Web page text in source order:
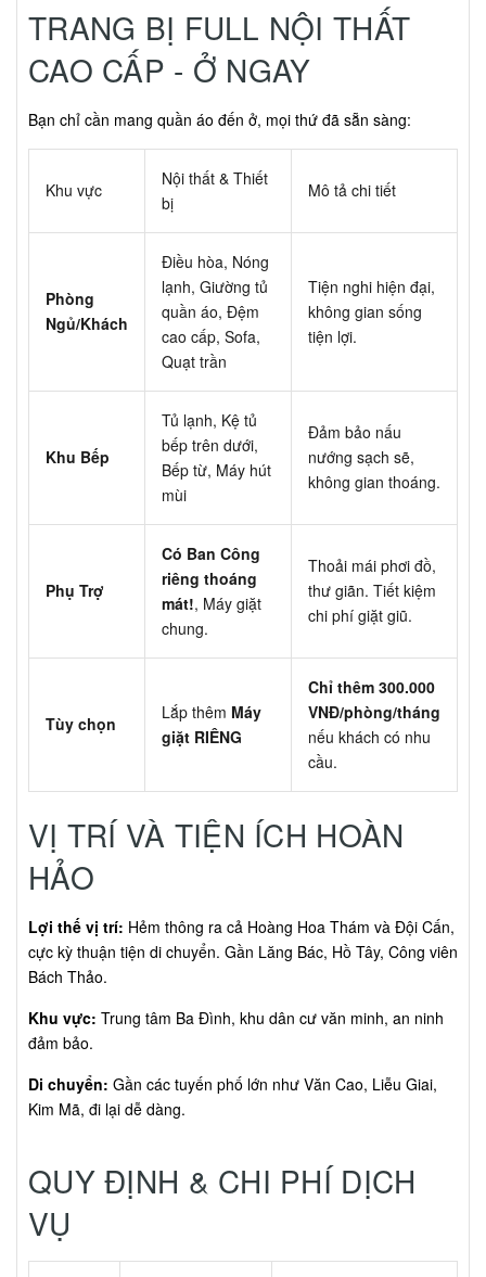
TRANG BỊ FULL NỘI THẤT
CAO CẤP - Ở NGAY
Bạn chỉ cần mang quần áo đến ở, mọi thứ đã sẵn sàng:
Khu vực
Nội thất & Thiết
bị
Mô tả chi tiết
Phòng
Ngủ/Khách
Điều hòa, Nóng
lạnh, Giường tủ
quần áo, Đệm
cao cấp, Sofa,
Quạt trần
Tiện nghi hiện đại,
không gian sống
tiện lợi.
Khu Bếp
Tủ lạnh, Kệ tủ
bếp trên dưới,
Bếp từ, Máy hút
mùi
Đảm bảo nấu
nướng sạch sẽ,
không gian thoáng.
Phụ Trợ
Có Ban Công
riêng thoáng
mát!, Máy giặt
chung.
Thoải mái phơi đồ,
thư giãn. Tiết kiệm
chi phí giặt giũ.
Tùy chọn
Lắp thêm Máy
giặt RIÊNG
Chỉ thêm 300.000
VNĐ/phòng/tháng
nếu khách có nhu
cầu.
VỊ TRÍ VÀ TIỆN ÍCH HOÀN
HẢO
Lợi thế vị trí: Hẻm thông ra cả Hoàng Hoa Thám và Đội Cấn,
cực kỳ thuận tiện di chuyển. Gần Lăng Bác, Hồ Tây, Công viên
Bách Thảo.
Khu vực: Trung tâm Ba Đình, khu dân cư văn minh, an ninh
đảm bảo.
Di chuyển: Gần các tuyến phố lớn như Văn Cao, Liễu Giai,
Kim Mã, đi lại dễ dàng.
QUY ĐỊNH & CHI PHÍ DỊCH
VỤ